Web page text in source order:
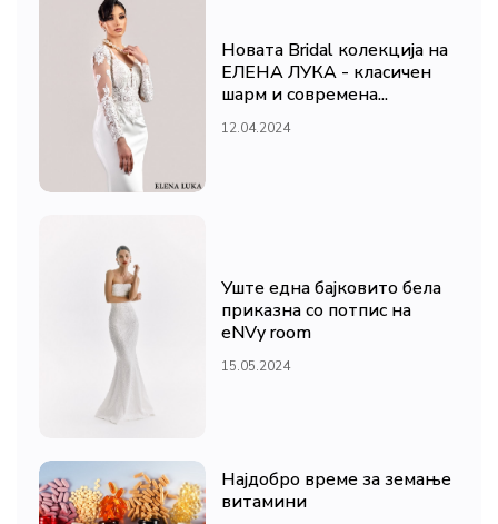
Новата Bridal колекција на
ЕЛЕНА ЛУКА - класичен
шарм и современа...
12.04.2024
Уште една бајковито бела
приказна со потпис на
eNVy room
15.05.2024
Најдобро време за земање
витамини